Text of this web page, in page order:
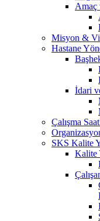
Amaç
Misyon &
Hastane
İdari
Çalışma
SKS Kalite
Kalite